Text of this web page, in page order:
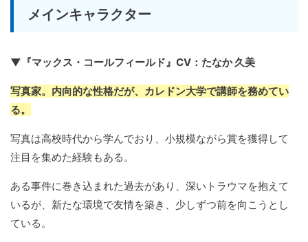
メインキャラクター
▼『マックス・コールフィールド』CV：たなか 久美
写真家。内向的な性格だが、カレドン大学で講師を務めてい
る。
写真は高校時代から学んでおり、小規模ながら賞を獲得して
注目を集めた経験もある。
ある事件に巻き込まれた過去があり、深いトラウマを抱えて
いるが、新たな環境で友情を築き、少しずつ前を向こうとし
ている。